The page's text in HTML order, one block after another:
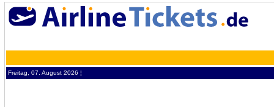
Freitag, 07. August 2026 ¦